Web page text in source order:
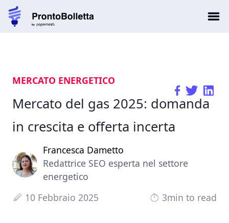
MERCATO ENERGETICO
Mercato del gas 2025: domanda
in crescita e offerta incerta
Francesca Dametto
Redattrice SEO esperta nel settore
energetico
10 Febbraio 2025
3min to read